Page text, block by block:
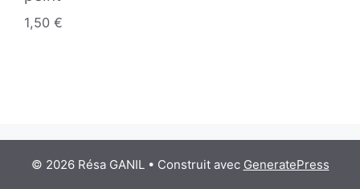
1,50 €
© 2026 Résa GANIL • Construit avec GeneratePress